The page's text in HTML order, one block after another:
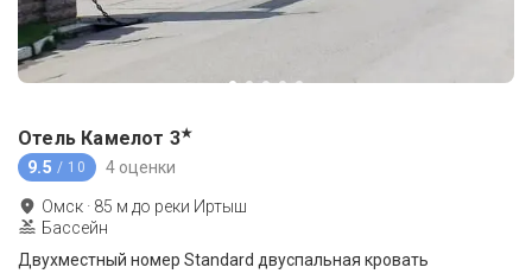
Отель Камелот 3★
9.5 / 10 4 оценки
Омск · 85 м до реки Иртыш
Бассейн
Двухместный номер Standard двуспальная кровать